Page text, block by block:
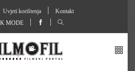
Uvjeti korištenja
Kontakt
MODE